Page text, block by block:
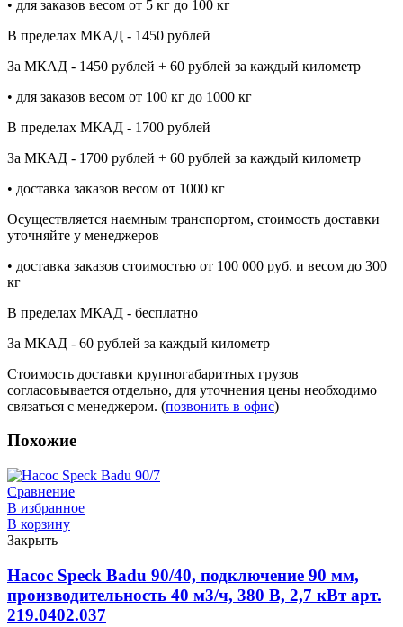
• для заказов весом от 5 кг до 100 кг
В пределах МКАД - 1450 рублей
За МКАД - 1450 рублей + 60 рублей за каждый километр
• для заказов весом от 100 кг до 1000 кг
В пределах МКАД - 1700 рублей
За МКАД - 1700 рублей + 60 рублей за каждый километр
• доставка заказов весом от 1000 кг
Осуществляется наемным транспортом, стоимость доставки
уточняйте у менеджеров
• доставка заказов стоимостью от 100 000 руб. и весом до 300
кг
В пределах МКАД - бесплатно
За МКАД - 60 рублей за каждый километр
Стоимость доставки крупногабаритных грузов
согласовывается отдельно, для уточнения цены необходимо
связаться с менеджером. (позвонить в офис)
Похожие
Сравнение
В избранное
В корзину
Закрыть
Насос Speck Badu 90/40, подключение 90 мм,
производительность 40 м3/ч, 380 В, 2,7 кВт арт.
219.0402.037